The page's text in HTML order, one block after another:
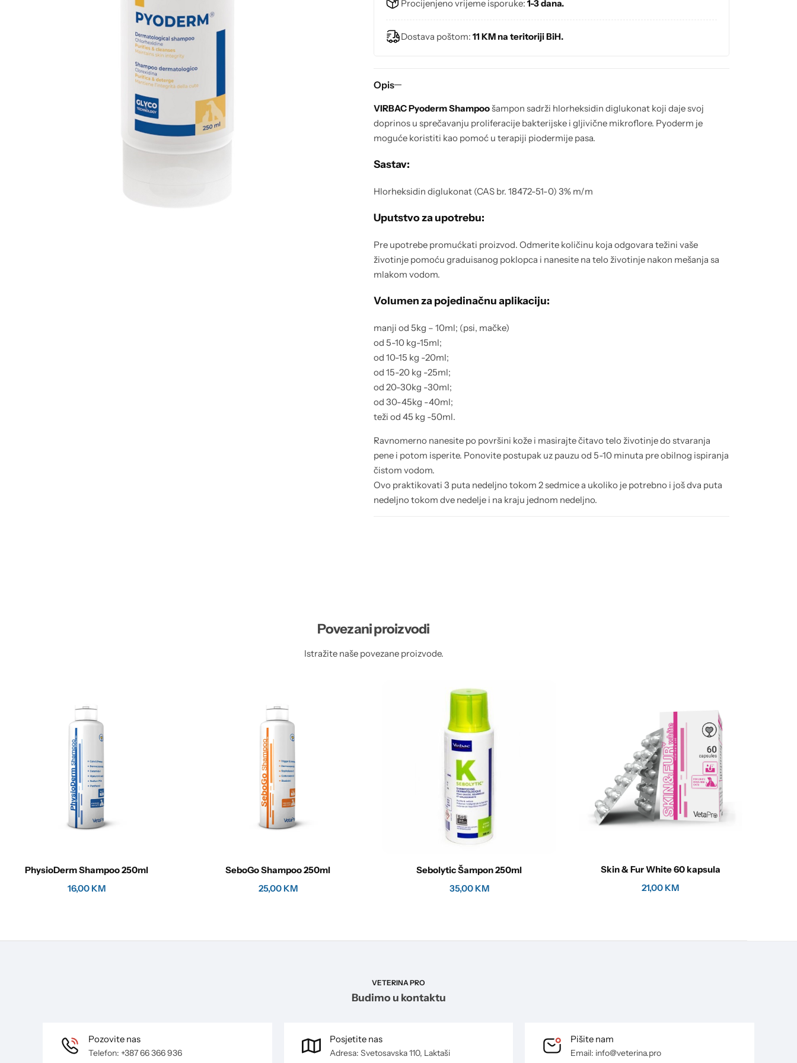
Procijenjeno vrijeme isporuke: 1-3 dana.
Dostava poštom: 11 KM na teritoriji BiH.
Opis
VIRBACPyoderm Shampoošampon sadrži hlorheksidin diglukonat koji daje svoj
doprinos u sprečavanju proliferacije bakterijske i gljivične mikroflore. Pyoderm je
moguće koristiti kao pomoć u terapiji piodermije pasa.
Sastav:
Hlorheksidin diglukonat (CAS br. 18472-51-0) 3% m/m
Uputstvo za upotrebu:
Pre upotrebe promućkati proizvod. Odmerite količinu koja odgovara težini vaše
životinje pomoću graduisanog poklopca i nanesite na telo životinje nakon mešanja sa
mlakom vodom.
Volumen za pojedinačnu aplikaciju:
manji od 5kg – 10ml; (psi, mačke)
od 5-10 kg-15ml;
od 10-15 kg -20ml;
od 15-20 kg -25ml;
od 20-30kg -30ml;
od 30-45kg -40ml;
teži od 45 kg -50ml.
Ravnomerno nanesite po površini kože i masirajte čitavo telo životinje do stvaranja
pene i potom isperite. Ponovite postupak uz pauzu od 5-10 minuta pre obilnog ispiranja
čistom vodom.
Ovo praktikovati 3 puta nedeljno tokom 2 sedmice a ukoliko je potrebno i još dva puta
nedeljno tokom dve nedelje i na kraju jednom nedeljno.
Povezani proizvodi
Istražite naše povezane proizvode.
PhysioDerm Shampoo 250ml
16,00 KM
SeboGo Shampoo 250ml
25,00 KM
Sebolytic Šampon 250ml
35,00 KM
Skin & Fur White 60 kapsula
21,00 KM
VETERINA PRO
Budimo u kontaktu
Pozovite nas
Telefon: +387 66 366 936
Posjetite nas
Adresa: Svetosavska 110, Laktaši
Pišite nam
Email: info@veterina.pro
Proizvodi za urinarni sistem
Proizvodi za kožu i krzno